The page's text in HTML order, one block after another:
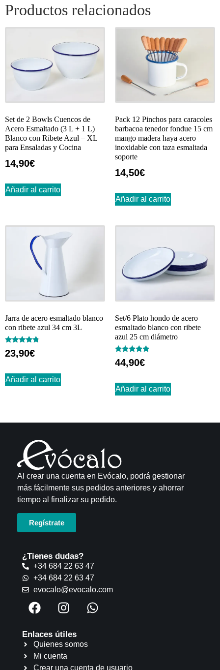
Productos relacionados
Set de 2 Bowls Cuencos de
Acero Esmaltado (3 L + 1 L)
Blanco con Ribete Azul – XL
para Ensaladas y Cocina
14,90€
Añadir al carrito
Pack 12 Pinchos para caracoles
barbacoa tenedor fondue 15 cm
mango madera haya acero
inoxidable con taza esmaltada
soporte
14,50€
Añadir al carrito
Jarra de acero esmaltado blanco
con ribete azul 34 cm 3L
Valorado
con
23,90€
Añadir al carrito
Set/6 Plato hondo de acero
esmaltado blanco con ribete
azul 25 cm diámetro
Valorado
con
44,90€
Añadir al carrito
Al crear una cuenta en Evócalo, podrá gestionar
más fácilmente sus pedidos anteriores y ahorrar
tiempo al finalizar su pedido.
Regístrate
¿Tienes dudas?
+34 684 22 63 47
+34 684 22 63 47
evocalo@evocalo.com
Enlaces útiles
Quienes somos
Mi cuenta
Crear una cuenta de usuario